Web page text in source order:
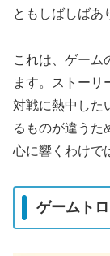
ともしばしばあ
これは、ゲーム
ます。ストーリ
対戦に熱中した
るものが違う た
心に響くわけで
ゲームト